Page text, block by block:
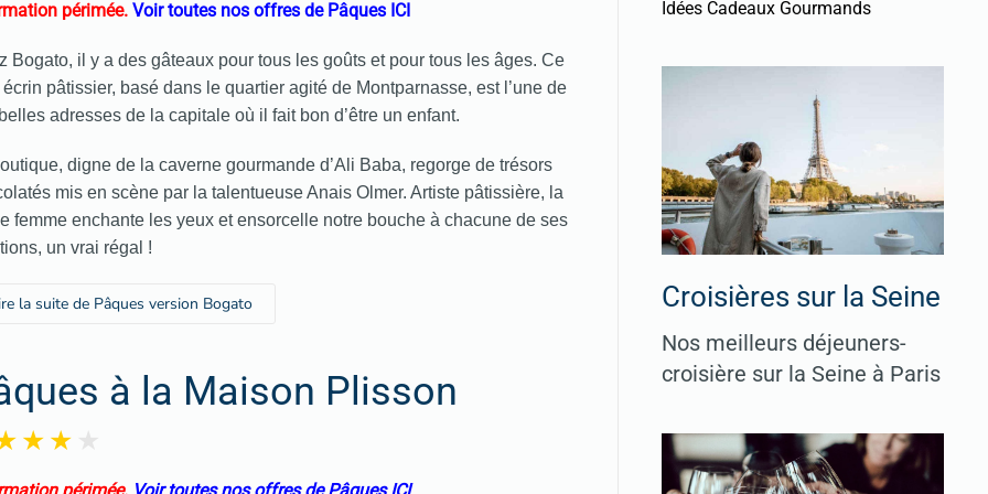
périmée. Voir toutes nos offres de Pâques ICI
Bogato, il y a des gâteaux pour tous les goûts et pour tous les âges. Ce
pâtissier, basé dans le quartier agité de Montparnasse, est l’une de
adresses de la capitale où il fait bon d’être un enfant.
digne de la caverne gourmande d’Ali Baba, regorge de trésors
mis en scène par la talentueuse Anais Olmer. Artiste pâtissière, la
femme enchante les yeux et ensorcelle notre bouche à chacune de ses
un vrai régal !
la suite de Pâques version Bogato
à la Maison Plisson
Idées Cadeaux Gourmands
Croisières sur la Seine
Nos meilleurs déjeuners-
croisière sur la Seine à Paris